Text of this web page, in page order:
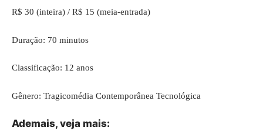
R$ 30 (inteira) / R$ 15 (meia-entrada)
Duração: 70 minutos
Classificação: 12 anos
Gênero: Tragicomédia Contemporânea Tecnológica
Ademais, veja mais: